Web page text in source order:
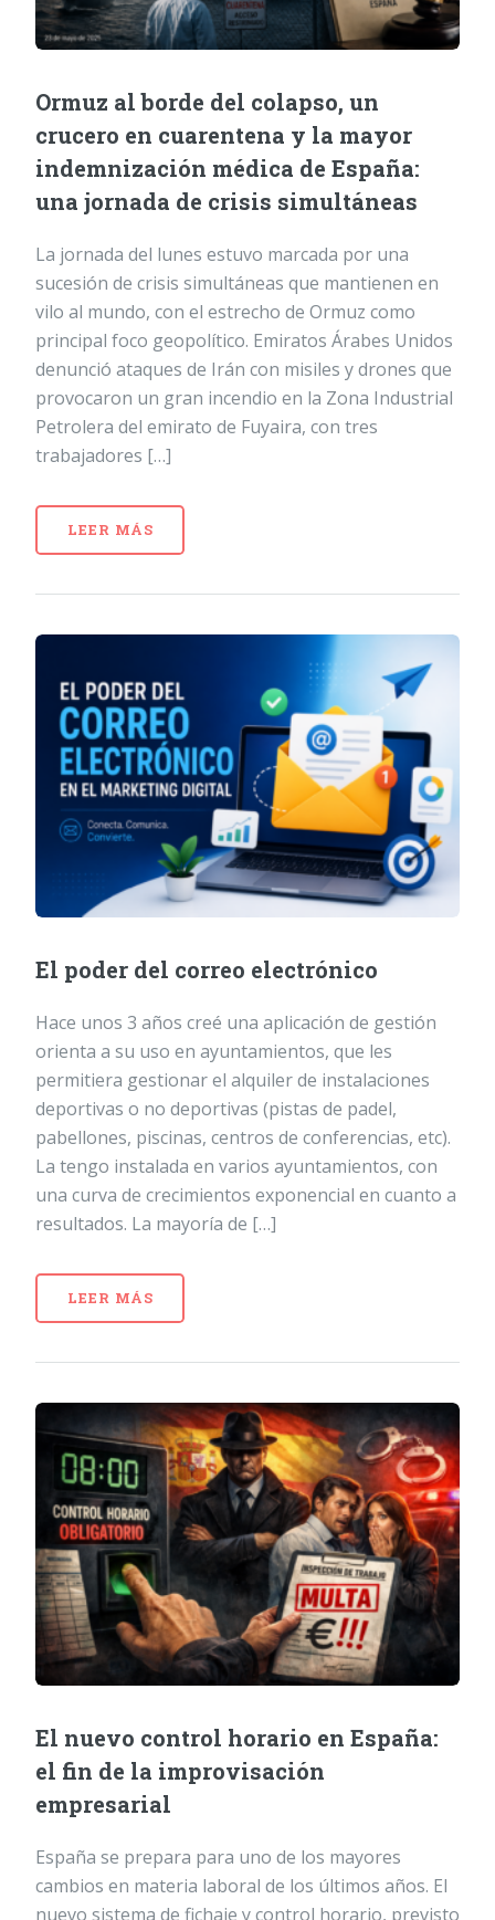
Ormuz al borde del colapso, un
crucero en cuarentena y la mayor
indemnización médica de España:
una jornada de crisis simultáneas
La jornada del lunes estuvo marcada por una
sucesión de crisis simultáneas que mantienen en
vilo al mundo, con el estrecho de Ormuz como
principal foco geopolítico. Emiratos Árabes Unidos
denunció ataques de Irán con misiles y drones que
provocaron un gran incendio en la Zona Industrial
Petrolera del emirato de Fuyaira, con tres
trabajadores […]
LEER MÁS
El poder del correo electrónico
Hace unos 3 años creé una aplicación de gestión
orienta a su uso en ayuntamientos, que les
permitiera gestionar el alquiler de instalaciones
deportivas o no deportivas (pistas de padel,
pabellones, piscinas, centros de conferencias, etc).
La tengo instalada en varios ayuntamientos, con
una curva de crecimientos exponencial en cuanto a
resultados. La mayoría de […]
LEER MÁS
El nuevo control horario en España:
el fin de la improvisación
empresarial
España se prepara para uno de los mayores
cambios en materia laboral de los últimos años. El
nuevo sistema de fichaje y control horario, previsto